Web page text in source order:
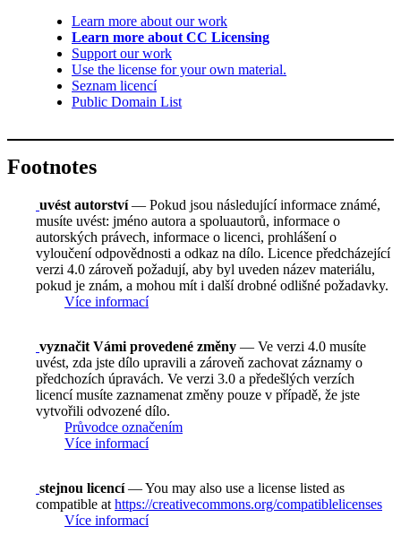
Learn more about our work
Learn more about CC Licensing
Support our work
Use the license for your own material.
Seznam licencí
Public Domain List
Footnotes
uvést autorství— Pokud jsou následující informace známé,
musíte uvést: jméno autora a spoluautorů, informace o
autorských právech, informace o licenci, prohlášení o
vyloučení odpovědnosti a odkaz na dílo. Licence předcházející
verzi 4.0 zároveň požadují, aby byl uveden název materiálu,
pokud je znám, a mohou mít i další drobné odlišné požadavky.
Více informací
vyznačit Vámi provedené změny — Ve verzi 4.0 musíte
uvést, zda jste dílo upravili a zároveň zachovat záznamy o
předchozích úpravách. Ve verzi 3.0 a předešlých verzích
licencí musíte zaznamenat změny pouze v případě, že jste
vytvořili odvozené dílo.
Průvodce označením
Více informací
stejnou licencí— You may also use a license listed as
compatible at https://creativecommons.org/compatiblelicenses
Více informací